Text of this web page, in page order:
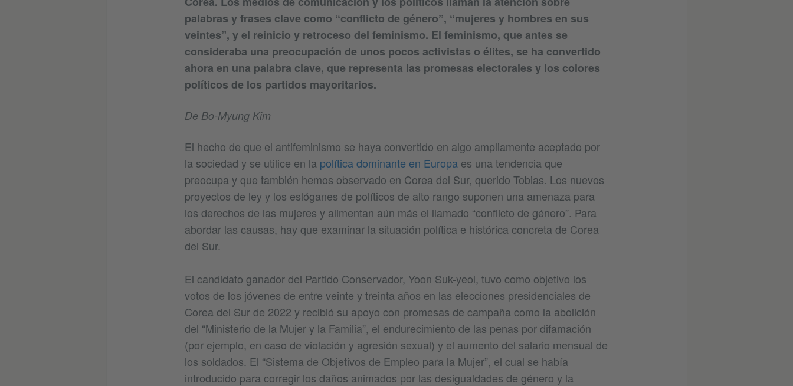
palabras y frases clave como “conflicto de género”, “mujeres y hombres en sus
veintes”, y el reinicio y retroceso del feminismo. El feminismo, que antes se
consideraba una preocupación de unos pocos activistas o élites, se ha convertido
ahora en una palabra clave, que representa las promesas electorales y los colores
políticos de los partidos mayoritarios.
De Bo-Myung Kim
El hecho de que el antifeminismo se haya convertido en algo ampliamente aceptado por
la sociedad y se utilice en la política dominante en Europa es una tendencia que
preocupa y que también hemos observado en Corea del Sur, querido Tobias. Los nuevos
proyectos de ley y los eslóganes de políticos de alto rango suponen una amenaza para
los derechos de las mujeres y alimentan aún más el llamado “conflicto de género”. Para
abordar las causas, hay que examinar la situación política e histórica concreta de Corea
del Sur.
El candidato ganador del Partido Conservador, Yoon Suk-yeol, tuvo como objetivo los
votos de los jóvenes de entre veinte y treinta años en las elecciones presidenciales de
Corea del Sur de 2022 y recibió su apoyo con promesas de campaña como la abolición
del “Ministerio de la Mujer y la Familia”, el endurecimiento de las penas por difamación
(por ejemplo, en caso de violación y agresión sexual) y el aumento del salario mensual de
los soldados. El “Sistema de Objetivos de Empleo para la Mujer”, el cual se había
introducido para corregir los daños animados por las desigualdades de género y la